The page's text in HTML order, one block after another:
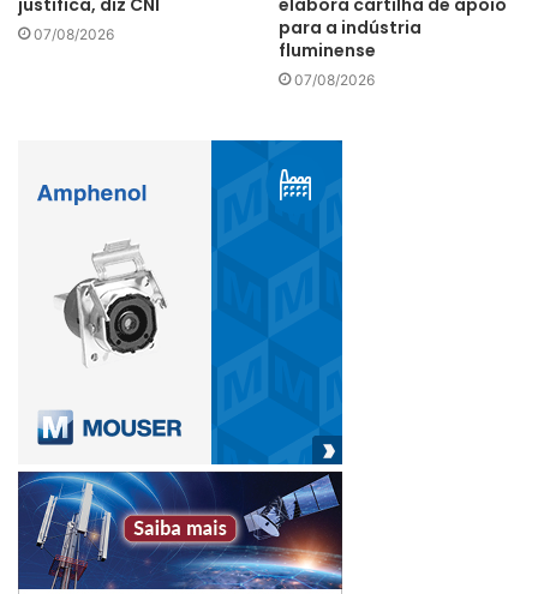
Anfavea automotiva caminhões
fabricar Indústria
projeções
semicondutores
justifica, diz CNI
07/08/2026
elabora cartilha de apoio
para a indústria
fluminense
07/08/2026